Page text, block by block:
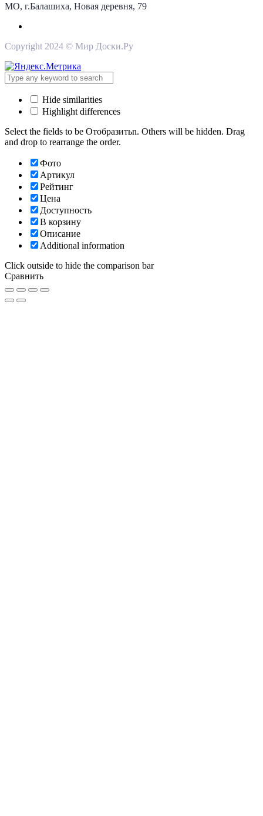
МО, г.Балашиха, Новая деревня, 79
Copyright 2024 © Мир Доски.Ру
Hide similarities
Highlight differences
Select the fields to be Отобразитьn. Others will be hidden. Drag
and drop to rearrange the order.
Фото
Артикул
Рейтинг
Цена
Доступность
В корзину
Описание
Additional information
Click outside to hide the comparison bar
Сравнить